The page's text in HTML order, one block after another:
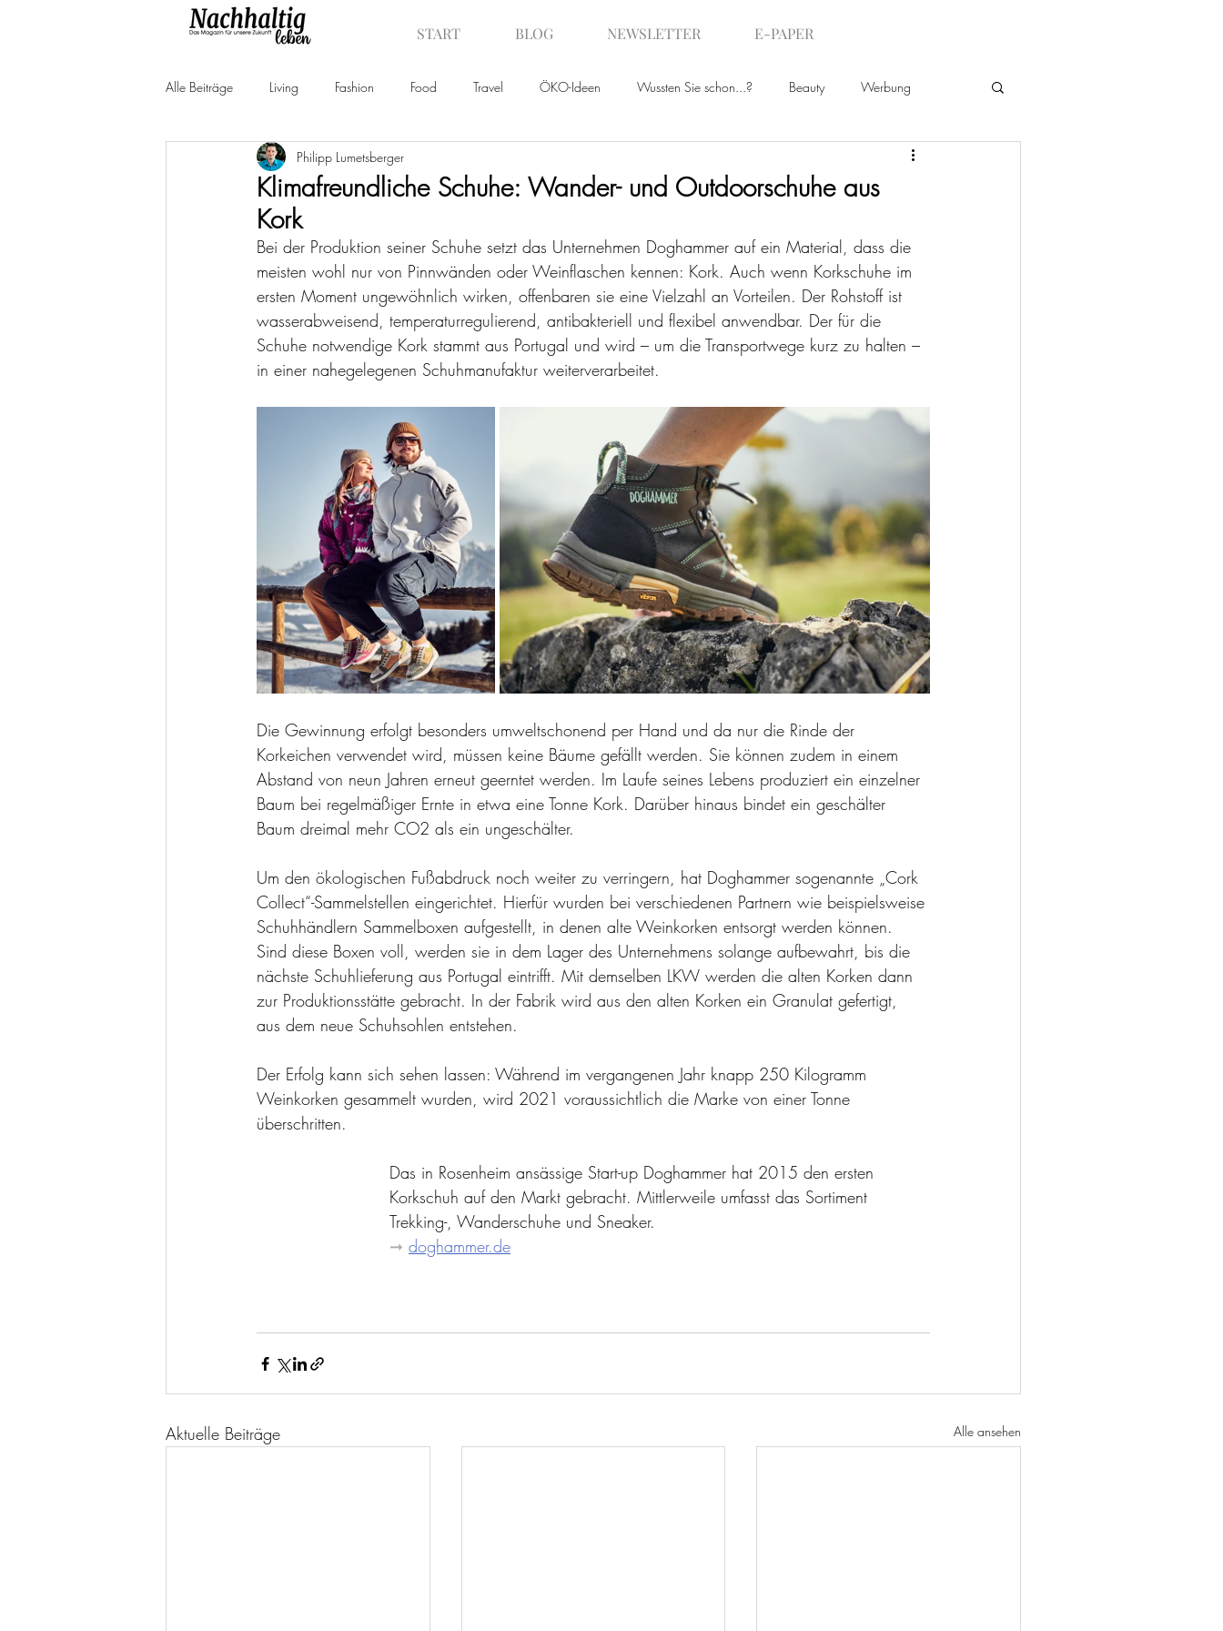
START BLOG NEWSLETTER E-PAPER
Alle Beiträge Living Fashion Food Travel ÖKO-Ideen Wussten Sie schon...? Beauty Werbung
Produkttests Neuheiten News
Klimafreundliche Schuhe: Wander- und Outdoorschuhe aus
Kork
Philipp Lumetsberger
Bei der Produktion seiner Schuhe setzt das Unternehmen Doghammer auf ein Material, dass die
meisten wohl nur von Pinnwänden oder Weinflaschen kennen: Kork. Auch wenn Korkschuhe im
ersten Moment ungewöhnlich wirken, offenbaren sie eine Vielzahl an Vorteilen. Der Rohstoff ist
wasserabweisend, temperaturregulierend, antibakteriell und flexibel anwendbar. Der für die
Schuhe notwendige Kork stammt aus Portugal und wird – um die Transportwege kurz zu halten –
in einer nahegelegenen Schuhmanufaktur weiterverarbeitet.
Die Gewinnung erfolgt besonders umweltschonend per Hand und da nur die Rinde der
Korkeichen verwendet wird, müssen keine Bäume gefällt werden. Sie können zudem in einem
Abstand von neun Jahren erneut geerntet werden. Im Laufe seines Lebens produziert ein einzelner
Baum bei regelmäßiger Ernte in etwa eine Tonne Kork. Darüber hinaus bindet ein geschälter
Baum dreimal mehr CO2 als ein ungeschälter.
Um den ökologischen Fußabdruck noch weiter zu verringern, hat Doghammer sogenannte „Cork
Collect“-Sammelstellen eingerichtet. Hierfür wurden bei verschiedenen Partnern wie beispielsweise
Schuhhändlern Sammelboxen aufgestellt, in denen alte Weinkorken entsorgt werden können.
Sind diese Boxen voll, werden sie in dem Lager des Unternehmens solange aufbewahrt, bis die
nächste Schuhlieferung aus Portugal eintrifft. Mit demselben LKW werden die alten Korken dann
zur Produktionsstätte gebracht. In der Fabrik wird aus den alten Korken ein Granulat gefertigt,
aus dem neue Schuhsohlen entstehen.
Der Erfolg kann sich sehen lassen: Während im vergangenen Jahr knapp 250 Kilogramm
Weinkorken gesammelt wurden, wird 2021 voraussichtlich die Marke von einer Tonne
überschritten.
Das in Rosenheim ansässige Start-up Doghammer hat 2015 den ersten
Korkschuh auf den Markt gebracht. Mittlerweile umfasst das Sortiment
Trekking-, Wanderschuhe und Sneaker.
➞ doghammer.de
Aktuelle Beiträge Alle ansehen